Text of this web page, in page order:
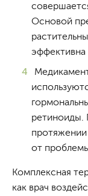
Основой
эффективна
ретиноиды.
протяжении
от
Комплексная
как врач